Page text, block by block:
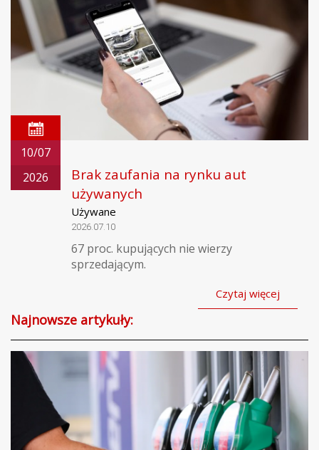
10/07
2026
Brak zaufania na rynku aut
używanych
Używane
2026.07.10
67 proc. kupujących nie wierzy
sprzedającym.
Czytaj więcej
Najnowsze artykuły: